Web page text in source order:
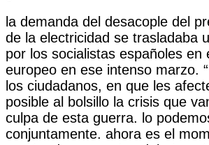
la demanda del desacople del
de la electricidad se trasladaba
por los socialistas españoles en
europeo en ese intenso marzo.
los ciudadanos, en que les
posible al bolsillo la crisis que
culpa de esta guerra. lo
conjuntamente. ahora es el